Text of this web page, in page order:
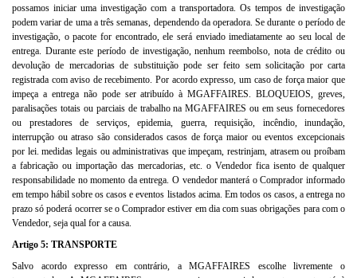
possamos iniciar uma investigação com a transportadora. Os tempos de investigação
podem variar de uma a três semanas, dependendo da operadora. Se durante o período de
investigação, o pacote for encontrado, ele será enviado imediatamente ao seu local de
entrega. Durante este período de investigação, nenhum reembolso, nota de crédito ou
devolução de mercadorias de substituição pode ser feito sem solicitação por carta
registrada com aviso de recebimento. Por acordo expresso, um caso de força maior que
impeça a entrega não pode ser atribuído à MGAFFAIRES. BLOQUEIOS, greves,
paralisações totais ou parciais de trabalho na MGAFFAIRES ou em seus fornecedores
ou prestadores de serviços, epidemia, guerra, requisição, incêndio, inundação,
interrupção ou atraso são considerados casos de força maior ou eventos excepcionais
por lei. medidas legais ou administrativas que impeçam, restrinjam, atrasem ou proíbam
a fabricação ou importação das mercadorias, etc. o Vendedor fica isento de qualquer
responsabilidade no momento da entrega. O vendedor manterá o Comprador informado
em tempo hábil sobre os casos e eventos listados acima. Em todos os casos, a entrega no
prazo só poderá ocorrer se o Comprador estiver em dia com suas obrigações para com o
Vendedor, seja qual for a causa.
Artigo 5: TRANSPORTE
Salvo acordo expresso em contrário, a MGAFFAIRES escolhe livremente o